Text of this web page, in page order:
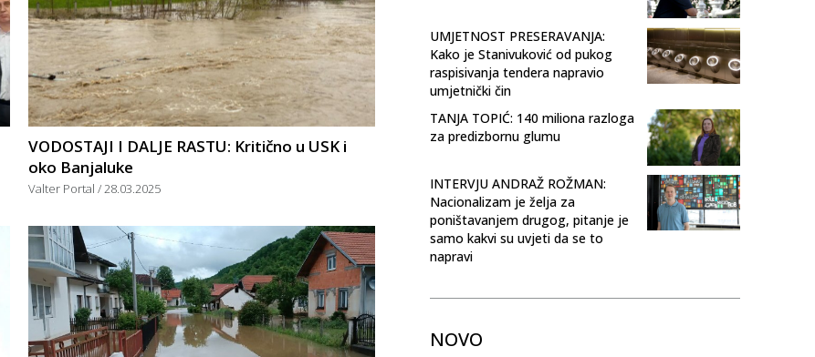
VODOSTAJI I DALJE RASTU: Kritično u USK i
oko Banjaluke
Valter Portal 28.03.2025
UMJETNOST PRESERAVANJA:
Kako je Stanivuković od pukog
raspisivanja tendera napravio
umjetnički čin
TANJA TOPIĆ: 140 miliona razloga
za predizbornu glumu
INTERVJU ANDRAŽ ROŽMAN:
Nacionalizam je želja za
poništavanjem drugog, pitanje je
samo kakvi su uvjeti da se to
napravi
NOVO